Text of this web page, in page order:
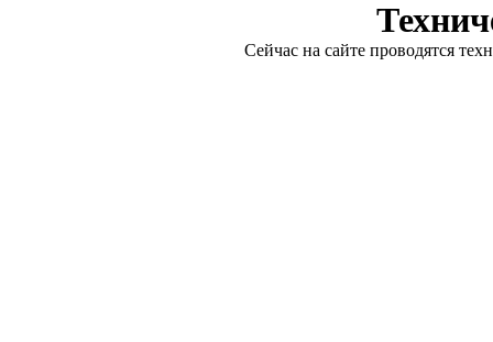
Сейчас на сайте проводятся